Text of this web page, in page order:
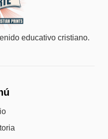
educativo cristiano.